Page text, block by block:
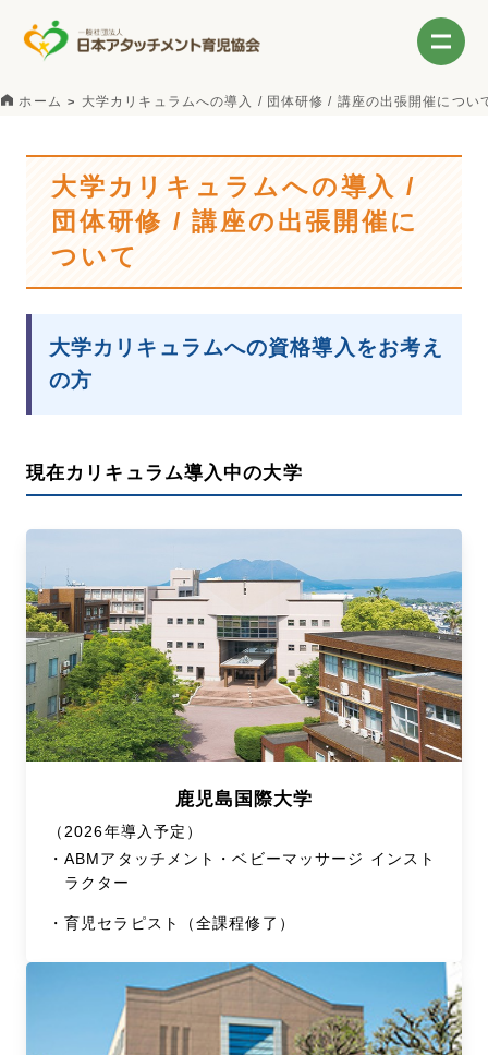
ホーム 大学カリキュラムへの導入 / 団体研修 / 講座の出張開催につい
大学カリキュラムへの導入 /
団体研修 / 講座の出張開催に
ついて
大学カリキュラムへの資格導入をお考え
の方
現在カリキュラム導入中の大学
鹿児島国際大学
（2026年導入予定）
・ABMアタッチメント・ベビーマッサージ インスト
ラクター
・育児セラピスト（全課程修了）